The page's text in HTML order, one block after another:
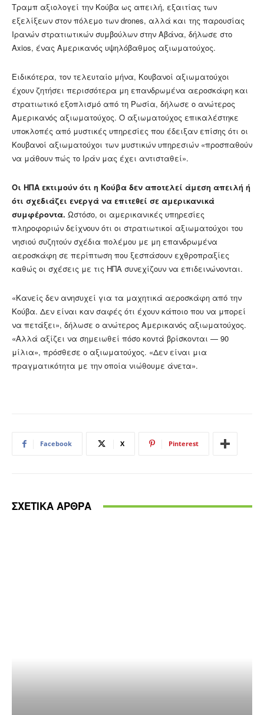
Τραμπ αξιολογεί την Κούβα ως απειλή, εξαιτίας των
εξελίξεων στον πόλεμο των drones, αλλά και της παρουσίας
Ιρανών στρατιωτικών συμβούλων στην Αβάνα, δήλωσε στο
Axios, ένας Αμερικανός υψηλόβαθμος αξιωματούχος.
Ειδικότερα, τον τελευταίο μήνα, Κουβανοί αξιωματούχοι
έχουν ζητήσει περισσότερα μη επανδρωμένα αεροσκάφη και
στρατιωτικό εξοπλισμό από τη Ρωσία, δήλωσε ο ανώτερος
Αμερικανός αξιωματούχος. Ο αξιωματούχος επικαλέστηκε
υποκλοπές από μυστικές υπηρεσίες που έδειξαν επίσης ότι οι
Κουβανοί αξιωματούχοι των μυστικών υπηρεσιών «προσπαθούν
να μάθουν πώς το Ιράν μας έχει αντισταθεί».
Οι ΗΠΑ εκτιμούν ότι η Κούβα δεν αποτελεί άμεση απειλή ή
ότι σχεδιάζει ενεργά να επιτεθεί σε αμερικανικά
συμφέροντα. Ωστόσο, οι αμερικανικές υπηρεσίες
πληροφοριών δείχνουν ότι οι στρατιωτικοί αξιωματούχοι του
νησιού συζητούν σχέδια πολέμου με μη επανδρωμένα
αεροσκάφη σε περίπτωση που ξεσπάσουν εχθροπραξίες
καθώς οι σχέσεις με τις ΗΠΑ συνεχίζουν να επιδεινώνονται.
«Κανείς δεν ανησυχεί για τα μαχητικά αεροσκάφη από την
Κούβα. Δεν είναι καν σαφές ότι έχουν κάποιο που να μπορεί
να πετάξει», δήλωσε ο ανώτερος Αμερικανός αξιωματούχος.
«Αλλά αξίζει να σημειωθεί πόσο κοντά βρίσκονται — 90
μίλια», πρόσθεσε ο αξιωματούχος. «Δεν είναι μια
πραγματικότητα με την οποία νιώθουμε άνετα».
Facebook X Pinterest
ΣΧΕΤΙΚΑ ΑΡΘΡΑ